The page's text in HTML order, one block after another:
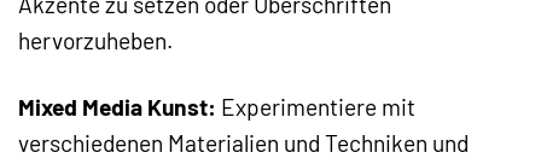
hervorzuheben.
Mixed Media Kunst: Experimentiere mit
verschiedenen Materialien und Techniken und